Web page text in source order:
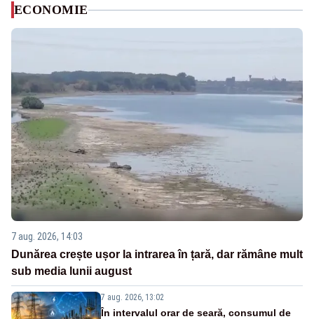
ECONOMIE
7 aug. 2026, 14:03
Dunărea crește ușor la intrarea în țară, dar rămâne mult
sub media lunii august
7 aug. 2026, 13:02
În intervalul orar de seară, consumul de